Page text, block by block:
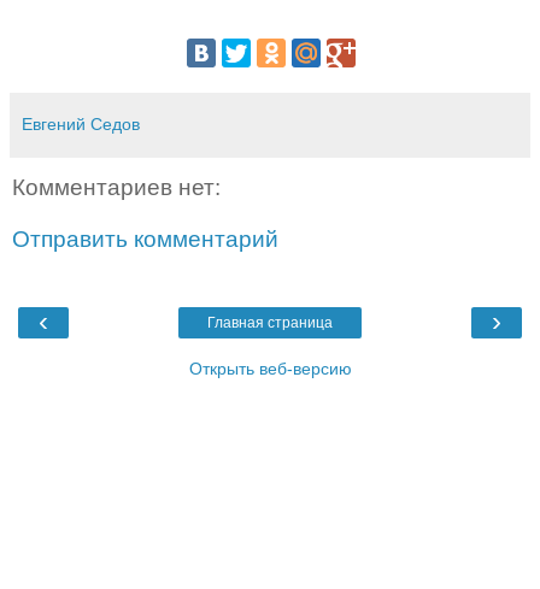
Евгений Седов
Комментариев нет:
Отправить комментарий
‹ ›
Главная страница
Открыть веб-версию